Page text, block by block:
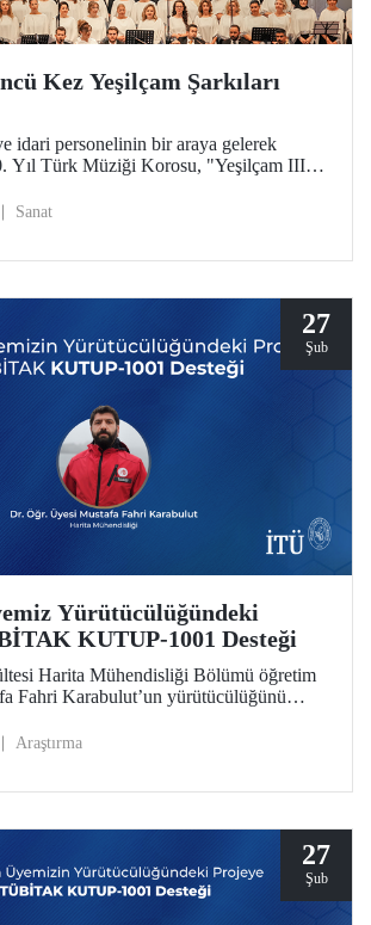
Kez Yeşilçam Şarkıları
idari personelinin bir araya gelerek
Yıl Türk Müziği Korosu, "Yeşilçam III"
Sanat
27
Şub
Yürütücülüğündeki
KUTUP-1001 Desteği
Harita Mühendisliği Bölümü öğretim
Fahri Karabulut’un yürütücülüğünü
desteğe değer görüldü.
Araştırma
27
Şub